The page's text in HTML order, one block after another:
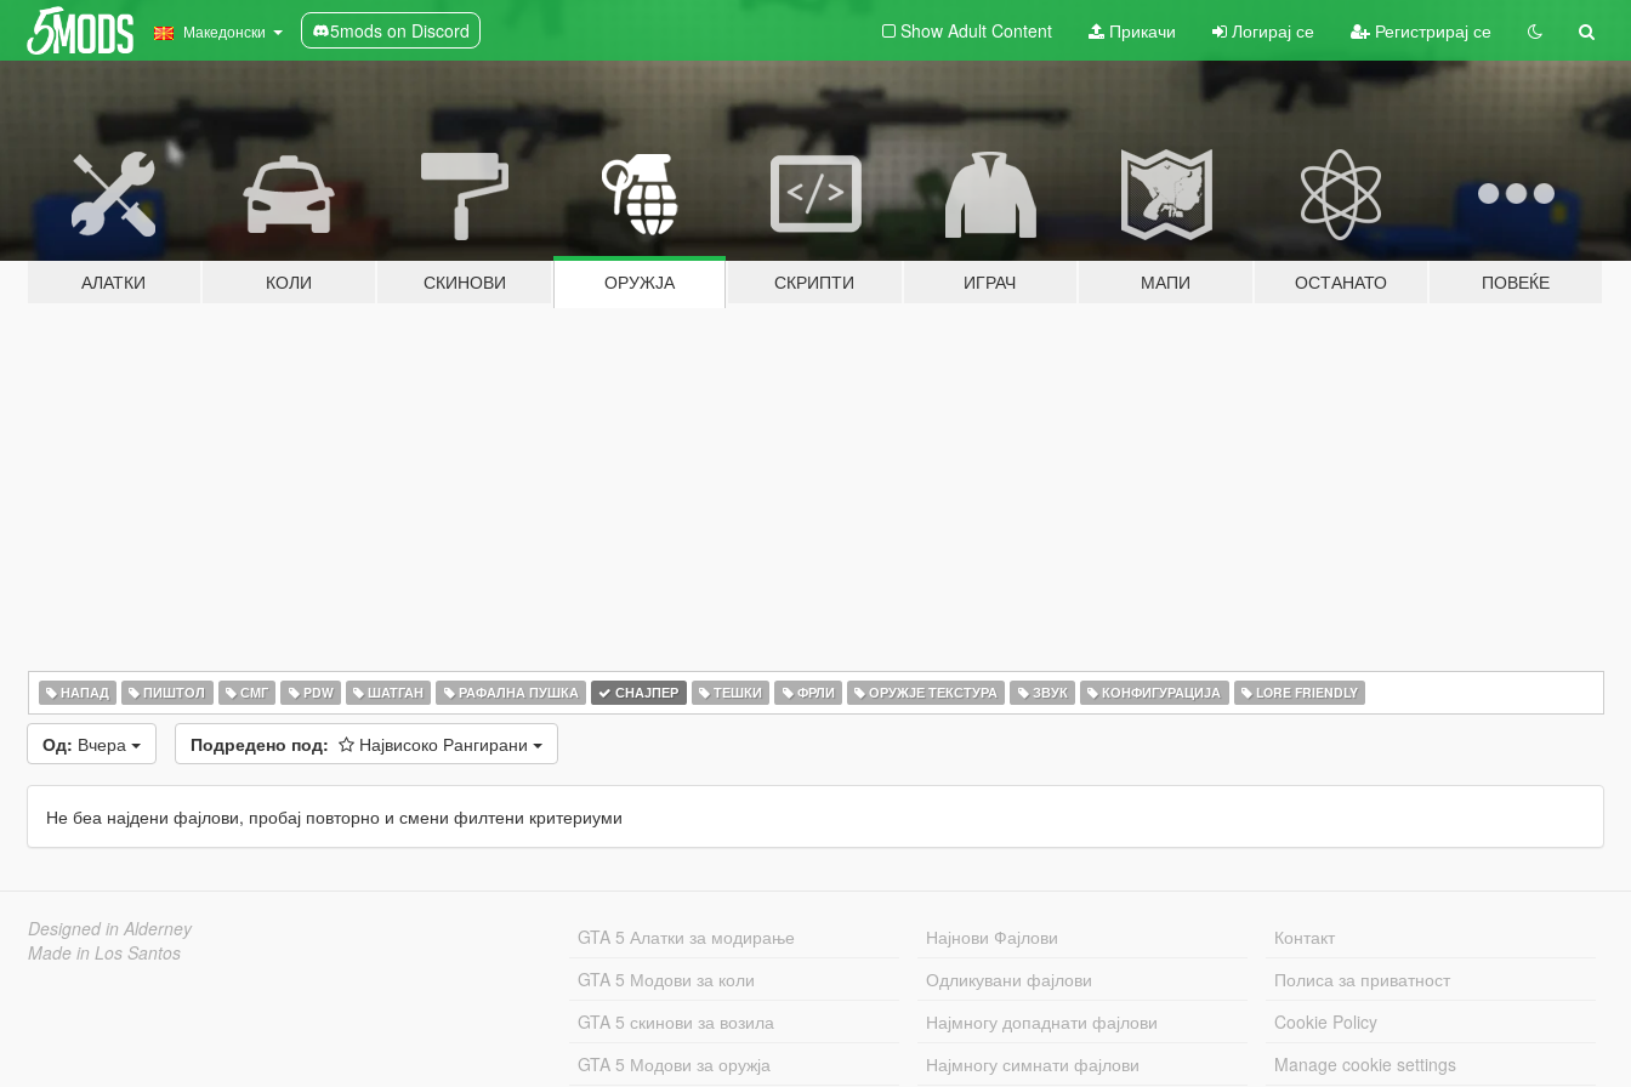
Македонски 5mods on Discord Show Adult Content Прикачи Логирај се Регистрирај се
АЛАТКИ КОЛИ СКИНОВИ ОРУЖЈА СКРИПТИ ИГРАЧ МАПИ ОСТАНАТО ПОВЕЌЕ
НАПАД ПИШТОЛ СМГ PDW ШАТГАН РАФАЛНА ПУШКА СНАЈПЕР ТЕШКИ ФРЛИ ОРУЖЈЕ ТЕКСТУРА ЗВУК КОНФИГУРАЦИЈА LORE FRIENDLY
Од: Вчера Подредено под: Највисоко Рангирани
Не беа најдени фајлови, пробај повторно и смени филтени критериуми
Designed in Alderney
Made in Los Santos
GTA 5 Алатки за модирање
GTA 5 Модови за коли
GTA 5 скинови за возила
GTA 5 Модови за оружја
Најнови Фајлови
Одликувани фајлови
Најмногу допаднати фајлови
Најмногу симнати фајлови
Контакт
Полиса за приватност
Cookie Policy
Manage cookie settings